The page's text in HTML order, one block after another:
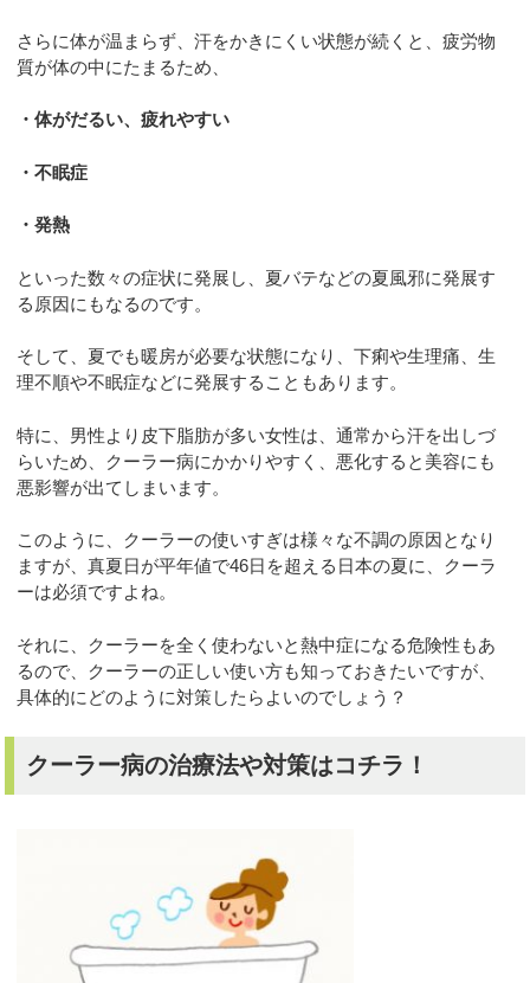
さらに体が温まらず、汗をかきにくい状態が続くと、疲労物
質が体の中にたまるため、
・体がだるい、疲れやすい
・不眠症
・発熱
といった数々の症状に発展し、夏バテなどの夏風邪に発展す
る原因にもなるのです。
そして、夏でも暖房が必要な状態になり、下痢や生理痛、生
理不順や不眠症などに発展することもあります。
特に、男性より皮下脂肪が多い女性は、通常から汗を出しづ
らいため、クーラー病にかかりやすく、悪化すると美容にも
悪影響が出てしまいます。
このように、クーラーの使いすぎは様々な不調の原因となり
ますが、真夏日が平年値で46日を超える日本の夏に、クーラ
ーは必須ですよね。
それに、クーラーを全く使わないと熱中症になる危険性もあ
るので、クーラーの正しい使い方も知っておきたいですが、
具体的にどのように対策したらよいのでしょう？
クーラー病の治療法や対策はコチラ！